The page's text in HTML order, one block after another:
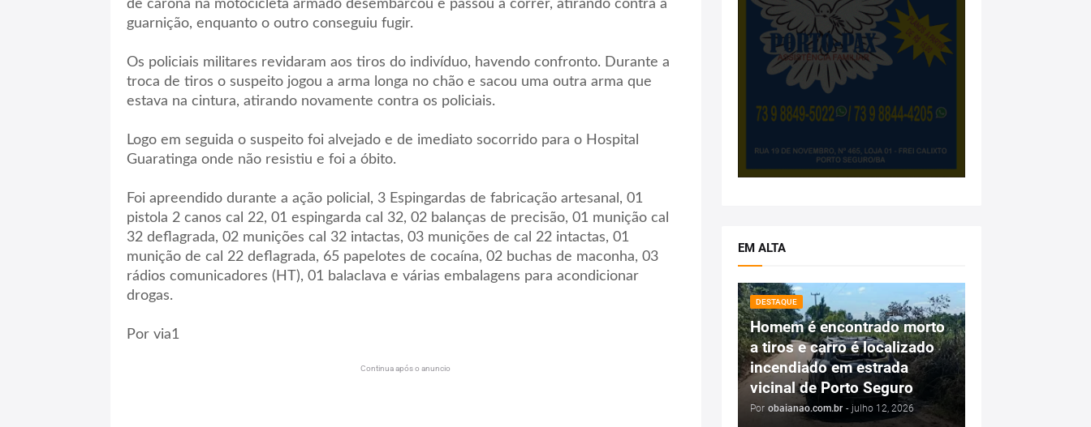
de carona na motocicleta armado desembarcou e passou a correr, atirando contra a
guarnição, enquanto o outro conseguiu fugir.
Os policiais militares revidaram aos tiros do indivíduo, havendo confronto. Durante a
troca de tiros o suspeito jogou a arma longa no chão e sacou uma outra arma que
estava na cintura, atirando novamente contra os policiais.
Logo em seguida o suspeito foi alvejado e de imediato socorrido para o Hospital
Guaratinga onde não resistiu e foi a óbito.
Foi apreendido durante a ação policial, 3 Espingardas de fabricação artesanal, 01
pistola 2 canos cal 22, 01 espingarda cal 32, 02 balanças de precisão, 01 munição cal
32 deflagrada, 02 munições cal 32 intactas, 03 munições de cal 22 intactas, 01
munição de cal 22 deflagrada, 65 papelotes de cocaína, 02 buchas de maconha, 03
rádios comunicadores (HT), 01 balaclava e várias embalagens para acondicionar
drogas.
Por via1
Continua após o anuncio
EM ALTA
DESTAQUE
Homem é encontrado morto
a tiros e carro é localizado
incendiado em estrada
vicinal de Porto Seguro
Por obaianao.com.br - julho 12, 2026